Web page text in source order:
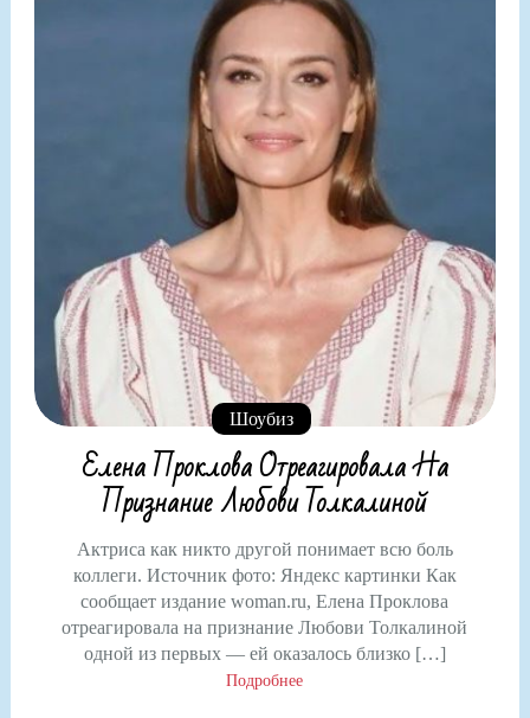
Шоубиз
Елена Проклова Отреагировала На
Признание Любови Толкалиной
Актриса как никто другой понимает всю боль
коллеги. Источник фото: Яндекс картинки Как
сообщает издание woman.ru, Елена Проклова
отреагировала на признание Любови Толкалиной
одной из первых — ей оказалось близко […]
Подробнее